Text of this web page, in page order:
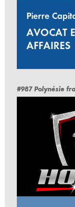
Pierre
AVOCAT
AFFAIRES
#987 Polynésie